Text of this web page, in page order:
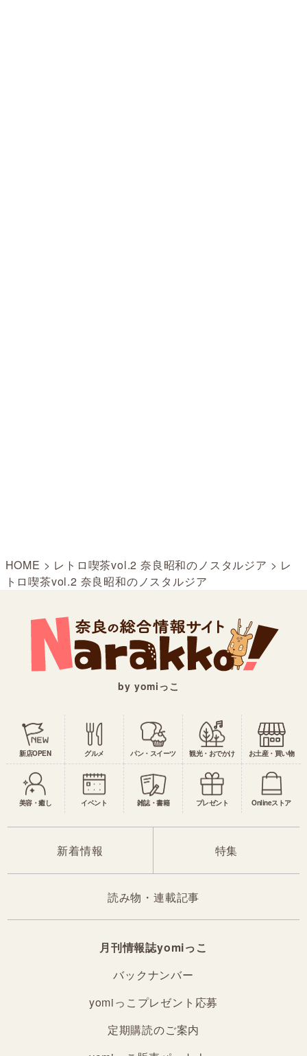
HOME > レトロ喫茶vol.2 奈良昭和のノスタルジア > レ
トロ喫茶vol.2 奈良昭和のノスタルジア
by yomiっこ
新店OPEN グルメ パン・スイーツ 観光・おでかけ お土産・買い物
美容・癒し イベント 雑誌・書籍 プレゼント Onlineストア
新着情報 特集
読み物・連載記事
月刊情報誌yomiっこ
バックナンバー
yomiっこプレゼント応募
定期購読のご案内